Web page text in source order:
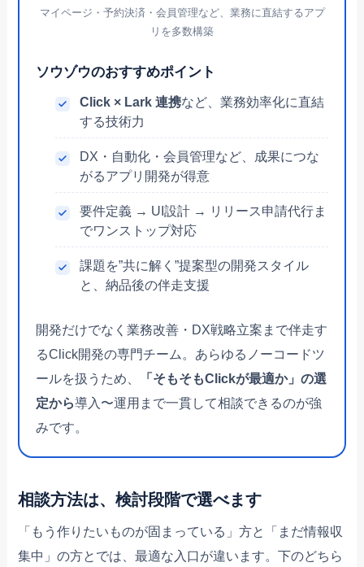
マイページ・予約決済・会員管理など、業務に直結するアプ
リを多数構築
ソウゾウのおすすめポイント
Click × Lark 連携など、業務効率化に直結
する技術力
DX・自動化・会員管理など、成果につな
がるアプリ開発が得意
要件定義 → UI設計 → リリース申請代行ま
でワンストップ対応
課題を”共に解く”提案型の開発スタイル
と、納品後の伴走支援
開発だけでなく業務改善・DX戦略立案まで伴走す
るClick開発の専門チーム。あらゆるノーコードツ
ールを扱うため、
「そもそもClickが最適か」の選
定から導入〜運用まで一貫して相談できるのが強
みです。
相談方法は、検討段階で選べます
「もう作りたいものが固まっている」方と「まだ情報収
集中」の方とでは、最適な入口が違います。下のどちら